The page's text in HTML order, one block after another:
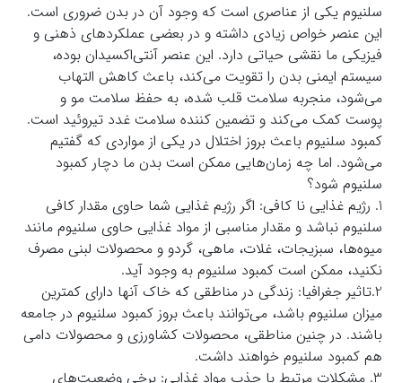
سلنیوم یکی از عناصری است که وجود آن در بدن ضروری است.
این عنصر خواص زیادی داشته و در بعضی عملکردهای ذهنی و
فیزیکی ما نقشی حیاتی دارد. این عنصر آنتی‌اکسیدان بوده،
سیستم ایمنی بدن را تقویت می‌کند، باعث کاهش التهاب
می‌شود، منجربه سلامت قلب شده، به حفظ سلامت مو و
پوست کمک می‌کند و تضمین کننده سلامت غدد تیروئید است.
کمبود سلنیوم باعث بروز اختلال در یکی از مواردی که گفتیم
می‌شود. اما چه زمان‌هایی ممکن است بدن ما دچار کمبود
سلنیوم شود؟
1. رژیم غذایی نا کافی: اگر رژیم غذایی شما حاوی مقدار کافی
سلنیوم نباشد و مقدار مناسبی از مواد غذایی حاوی سلنیوم مانند
میوه‌ها، سبزیجات، غلات، ماهی، گردو و محصولات لبنی مصرف
نکنید، ممکن است کمبود سلنیوم به وجود آید.
2.تاثیر جغرافیا: زندگی در مناطقی که خاک آنها دارای کمترین
میزان سلنیوم باشد، می‌توانند باعث بروز کمبود سلنیوم در جامعه
باشند. در چنین مناطقی، محصولات کشاورزی و محصولات دامی
هم کمبود سلنیوم خواهند داشت.
3. مشکلات مرتبط با جذب مواد غذایی: برخی وضعیت‌های